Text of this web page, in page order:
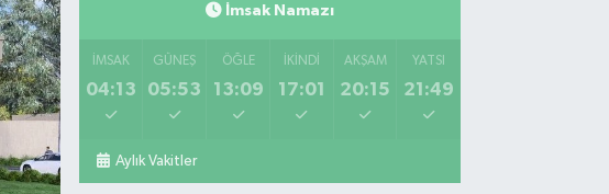
İmsak Namazı
İMSAK
04:13
GÜNEŞ
05:53
ÖĞLE
13:09
İKINDI
17:01
AKŞAM
20:15
YATSI
21:49
Aylık Vakitler